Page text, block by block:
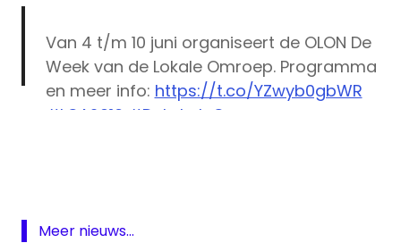
— ZEKERWEL.NL (@zekerwelNL)May 19, 2016
Van 4 t/m 10 juni organiseert de OLON De
Week van de Lokale Omroep. Programma
en meer info: https://t.co/YZwyb0gbWR
#LOA2016 #DeLokaleOmroep
Meer nieuws...